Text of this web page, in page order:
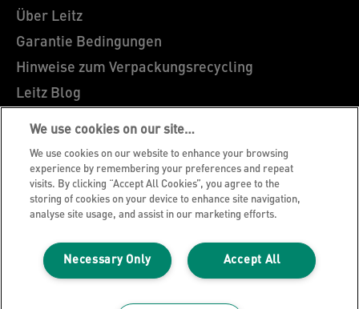
Über Leitz
Garantie Bedingungen
Hinweise zum Verpackungsrecycling
Leitz Blog
Karriere
Leitz EasyPrint
Leitz Sonderanfertigungen
Leitz Individual Freeline
Kundenservice
Konformitätserklärungen
Sitemap
We use cookies on our site…
We use cookies on our website to enhance your browsing
experience by remembering your preferences and repeat
visits. By clicking “Accept All Cookies”, you agree to the
storing of cookies on your device to enhance site navigation,
analyse site usage, and assist in our marketing efforts.
Accept All
Necessary Only